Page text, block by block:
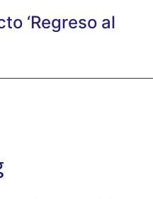
‘Regreso al